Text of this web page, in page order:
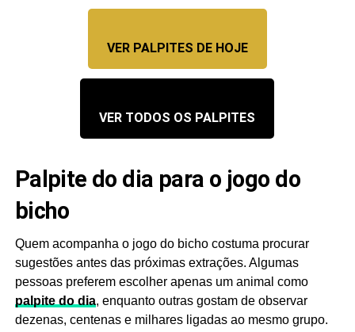
VER PALPITES DE HOJE
VER TODOS OS PALPITES
Palpite do dia para o jogo do
bicho
Quem acompanha o jogo do bicho costuma procurar
sugestões antes das próximas extrações. Algumas
pessoas preferem escolher apenas um animal como
palpite do dia, enquanto outras gostam de observar
dezenas, centenas e milhares ligadas ao mesmo grupo.